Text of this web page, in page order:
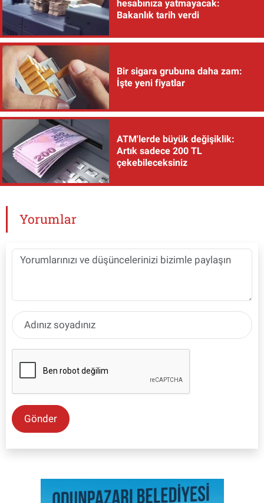
hesabınıza yatmayacak:
Bakanlık tarih verdi
Bir sigara grubuna daha zam:
İşte yeni fiyatlar
ATM'lerde büyük değişiklik:
Artık sadece 200 TL
çekebileceksiniz
Yorumlar
Gönder